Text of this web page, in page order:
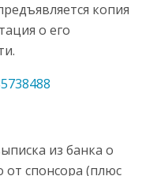
копия
о его
из банка о
спонсора (плюс